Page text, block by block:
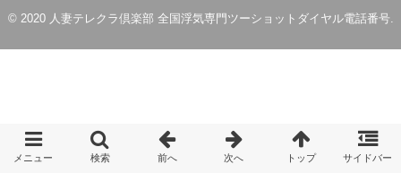
© 2020 人妻テレクラ倶楽部 全国浮気専門ツーショットダイヤル電話番号.